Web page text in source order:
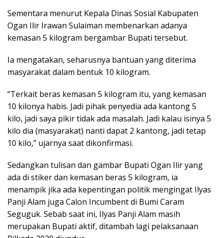
Sementara menurut Kepala Dinas Sosial Kabupaten
Ogan Ilir Irawan Sulaiman membenarkan adanya
kemasan 5 kilogram bergambar Bupati tersebut.
Ia mengatakan, seharusnya bantuan yang diterima
masyarakat dalam bentuk 10 kilogram.
“Terkait beras kemasan 5 kilogram itu, yang kemasan
10 kilonya habis. Jadi pihak penyedia ada kantong 5
kilo, jadi saya pikir tidak ada masalah. Jadi kalau isinya 5
kilo dia (masyarakat) nanti dapat 2 kantong, jadi tetap
10 kilo,” ujarnya saat dikonfirmasi.
Sedangkan tulisan dan gambar Bupati Ogan Ilir yang
ada di stiker dan kemasan beras 5 kilogram, ia
menampik jika ada kepentingan politik mengingat Ilyas
Panji Alam juga Calon Incumbent di Bumi Caram
Seguguk. Sebab saat ini, Ilyas Panji Alam masih
merupakan Bupati aktif, ditambah lagi pelaksanaan